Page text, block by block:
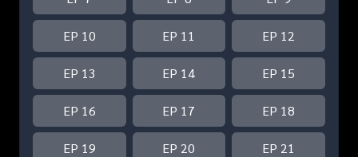
EP 10 EP 11 EP 12
EP 13 EP 14 EP 15
EP 16 EP 17 EP 18
EP 19 EP 20 EP 21